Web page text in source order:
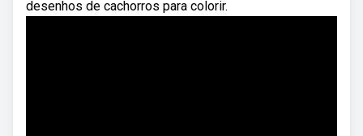
desenhos de cachorros para colorir.